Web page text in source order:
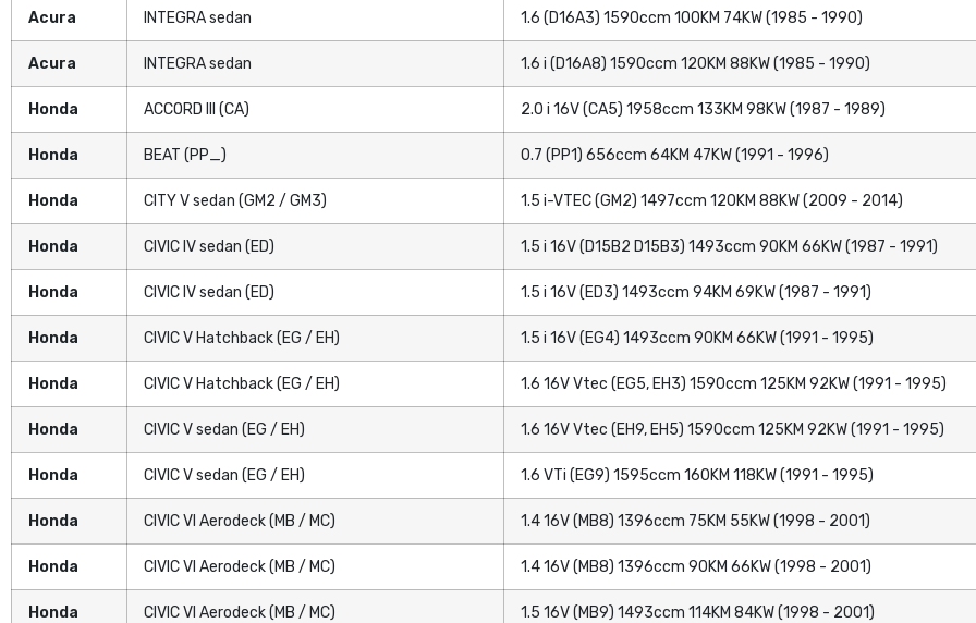
Acura INTEGRA sedan 1.6 (D16A3) 1590ccm 100KM 74KW (1985 - 1990)
Acura INTEGRA sedan 1.6 i (D16A8) 1590ccm 120KM 88KW (1985 - 1990)
Honda ACCORD III (CA) 2.0 i 16V (CA5) 1958ccm 133KM 98KW (1987 - 1989)
Honda BEAT (PP_) 0.7 (PP1) 656ccm 64KM 47KW (1991 - 1996)
Honda CITY V sedan (GM2 / GM3) 1.5 i-VTEC (GM2) 1497ccm 120KM 88KW (2009 - 2014)
Honda CIVIC IV sedan (ED) 1.5 i 16V (D15B2 D15B3) 1493ccm 90KM 66KW (1987 - 1991)
Honda CIVIC IV sedan (ED) 1.5 i 16V (ED3) 1493ccm 94KM 69KW (1987 - 1991)
Honda CIVIC V Hatchback (EG / EH) 1.5 i 16V (EG4) 1493ccm 90KM 66KW (1991 - 1995)
Honda CIVIC V Hatchback (EG / EH) 1.6 16V Vtec (EG5, EH3) 1590ccm 125KM 92KW (1991 - 1995)
Honda CIVIC V sedan (EG / EH) 1.6 16V Vtec (EH9, EH5) 1590ccm 125KM 92KW (1991 - 1995)
Honda CIVIC V sedan (EG / EH) 1.6 VTi (EG9) 1595ccm 160KM 118KW (1991 - 1995)
Honda CIVIC VI Aerodeck (MB / MC) 1.4 16V (MB8) 1396ccm 75KM 55KW (1998 - 2001)
Honda CIVIC VI Aerodeck (MB / MC) 1.4 16V (MB8) 1396ccm 90KM 66KW (1998 - 2001)
Honda CIVIC VI Aerodeck (MB / MC) 1.5 16V (MB9) 1493ccm 114KM 84KW (1998 - 2001)